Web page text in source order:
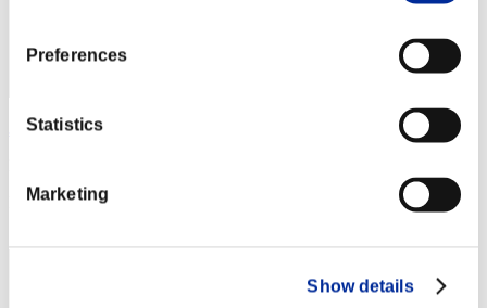
Preferences
Statistics
Marketing
Show details
JAC-PULIDO
Posición